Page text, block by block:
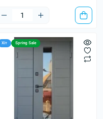
Хіт Spring Sale